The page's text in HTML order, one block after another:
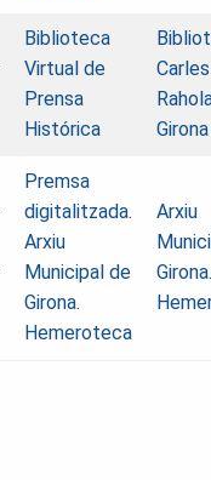
Biblioteca
Virtual de
Prensa
Histórica
Carles
Girona
Premsa
digitalitzada.
Arxiu
Municipal de
Girona.
Hemeroteca
Arxiu
Girona.